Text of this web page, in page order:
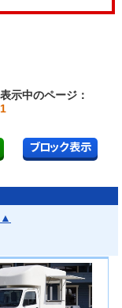
表示中のページ：
1
▲